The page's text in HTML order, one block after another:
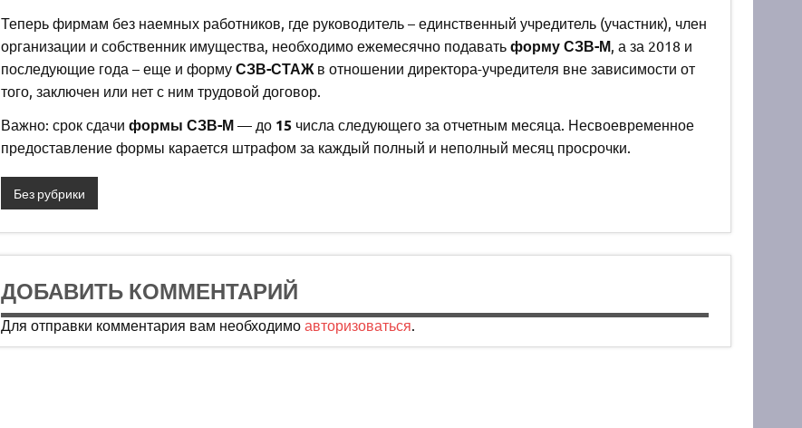
Теперь фирмам без наемных работников, где руководитель – единственный учредитель (участник), член
организации и собственник имущества, необходимо ежемесячно подавать форму СЗВ-М, а за 2018 и
последующие года – еще и форму СЗВ-СТАЖв отношении директора-учредителя вне зависимости от
того, заключен или нет с ним трудовой договор.
Важно: срок сдачи формы СЗВ-М— до 15числа следующего за отчетным месяца. Несвоевременное
предоставление формы карается штрафом за каждый полный и неполный месяц просрочки.
Без рубрики
ДОБАВИТЬ КОММЕНТАРИЙ
Для отправки комментария вам необходимо авторизоваться